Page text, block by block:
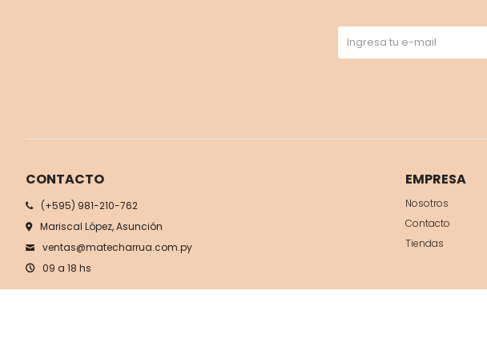
CONTACTO
(+595) 981-210-762
Mariscal López, Asunción
ventas@matecharrua.com.py
09 a 18 hs
EMPRESA
Nosotros
Contacto
Tiendas